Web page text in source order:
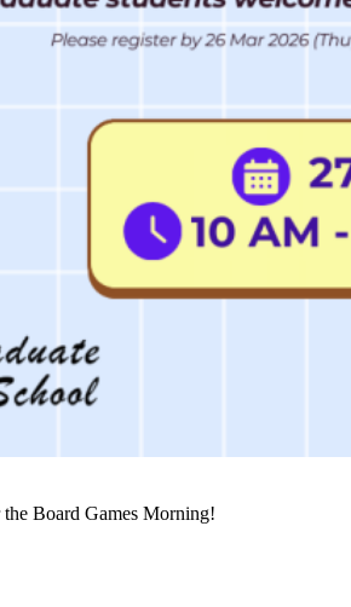
Board Games Morning!